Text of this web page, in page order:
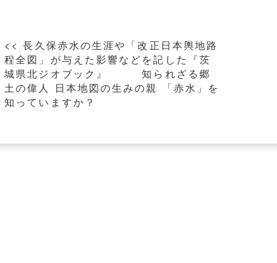
投
稿
ナ
ビ
シ
<< 長久保赤水の生涯や「改正日本輿地路
程全図」が与えた影響などを記した『茨
城県北ジオブック』 知られざる郷
土の偉人 日本地図の生みの親 「赤水」を
知っていますか？